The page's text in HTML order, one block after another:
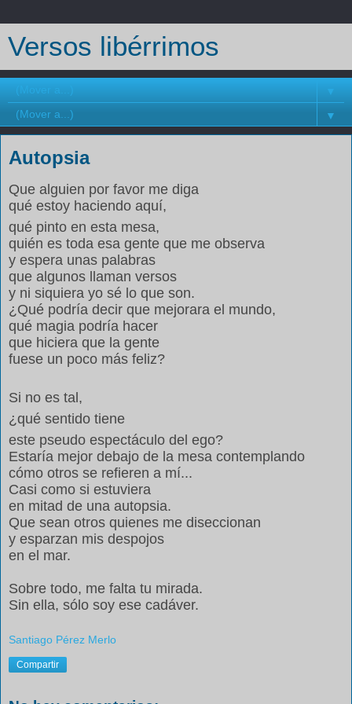
Versos libérrimos
▼
▼
Autopsia
Que alguien por favor me diga
qué estoy haciendo aquí,
qué pinto en esta mesa,
quién es toda esa gente que me observa
y espera unas palabras
que algunos llaman versos
y ni siquiera yo sé lo que son.
¿Qué podría decir que mejorara el mundo,
qué magia podría hacer
que hiciera que la gente
fuese un poco más feliz?
Si no es tal,
¿qué sentido tiene
este pseudo espectáculo del ego?
Estaría mejor debajo de la mesa contemplando
cómo otros se refieren a mí...
Casi como si estuviera
en mitad de una autopsia.
Que sean otros quienes me diseccionan
y esparzan mis despojos
en el mar.
Sobre todo, me falta tu mirada.
Sin ella, sólo soy ese cadáver.
Santiago Pérez Merlo
Compartir